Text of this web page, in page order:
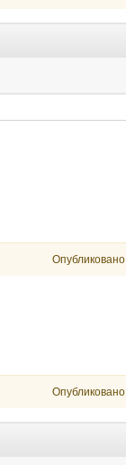
Опубликовано
Опубликовано